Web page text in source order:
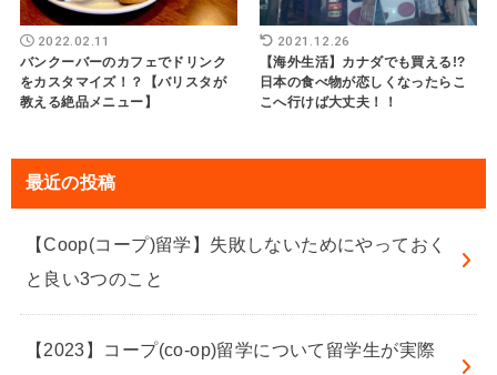
2022.02.11
バンクーバーのカフェでドリンク
をカスタマイズ！？【バリスタが
教える絶品メニュー】
2021.12.26
【海外生活】カナダでも買える!?
日本の食べ物が恋しくなったらこ
こへ行けば大丈夫！！
最近の投稿
【Coop(コープ)留学】失敗しないためにやっておく
と良い3つのこと
【2023】コープ(co-op)留学について留学生が実際